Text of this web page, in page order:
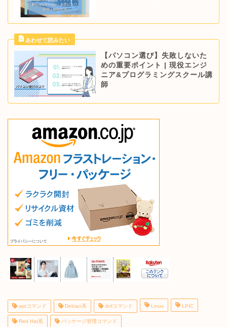
【パソコン選び】失敗しないた
めの重要ポイント | 現役エンジ
ニア&プログラミングスクール講
師
aptコマンド Debian系 dnfコマンド Linux LPIC
Red Hat系 パッケージ管理コマンド